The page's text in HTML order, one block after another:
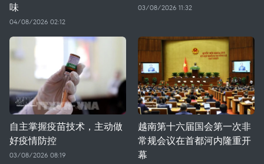
味
04/08/2026 02:12
03/08/2026 11:32
自主掌握疫苗技术，主动做
好疫情防控
03/08/2026 08:19
越南第十六届国会第一次非
常规会议在首都河内隆重开
幕